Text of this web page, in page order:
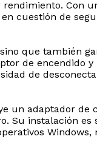
Con
cuestión de
que también
de encendido y
de
un adaptador de
Su instalación
Windows,